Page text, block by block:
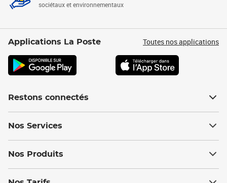
sociétaux et environnementaux
Applications La Poste Toutes nos applications
Restons connectés
Nos Services
Nos Produits